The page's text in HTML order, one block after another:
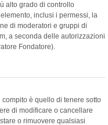
alto grado di controllo
inclusi i permessi, la
di moderatori e gruppi di
a seconda delle autorizzazioni
Fondatore).
compito è quello di tenere sotto
di modificare o cancellare
o rimuovere qualsiasi